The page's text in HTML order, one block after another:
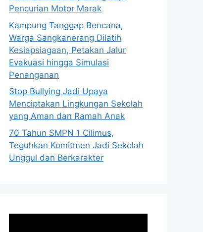
Pencurian Motor Marak
Kampung Tanggap Bencana,
Warga Sangkanerang Dilatih
Kesiapsiagaan, Petakan Jalur
Evakuasi hingga Simulasi
Penanganan
Stop Bullying Jadi Upaya
Menciptakan Lingkungan Sekolah
yang Aman dan Ramah Anak
70 Tahun SMPN 1 Cilimus,
Teguhkan Komitmen Jadi Sekolah
Unggul dan Berkarakter